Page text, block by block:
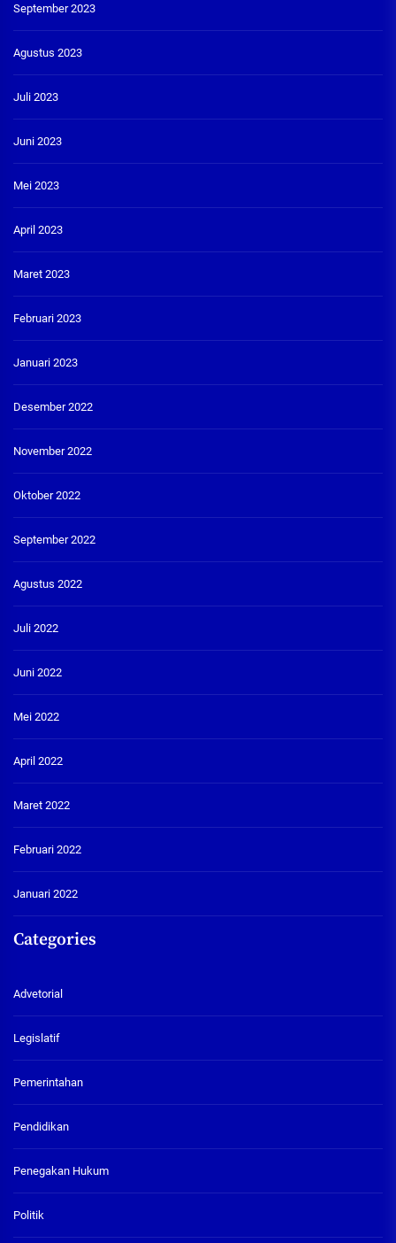
September 2023
Agustus 2023
Juli 2023
Juni 2023
Mei 2023
April 2023
Maret 2023
Februari 2023
Januari 2023
Desember 2022
November 2022
Oktober 2022
September 2022
Agustus 2022
Juli 2022
Juni 2022
Mei 2022
April 2022
Maret 2022
Februari 2022
Januari 2022
Categories
Advetorial
Legislatif
Pemerintahan
Pendidikan
Penegakan Hukum
Politik